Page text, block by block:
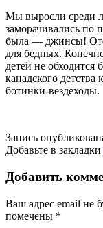
Мы выросли среди
заморачивались по
была — джинсы!
для бедных.
детей не обходится
канадского
ботинки-вездеходы.
Запись
Добавьте в закладки
Добавить
Ваш адрес email не
помечены *